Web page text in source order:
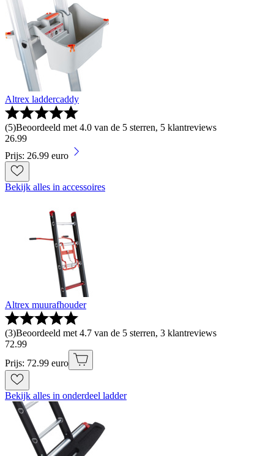
Altrex laddercaddy
(5)Beoordeeld met 4.0 van de 5 sterren, 5 klantreviews
26.99
Prijs: 26.99 euro
Bekijk alles in accessoires
Altrex muurafhouder
(3)Beoordeeld met 4.7 van de 5 sterren, 3 klantreviews
72.99
Prijs: 72.99 euro
Bekijk alles in onderdeel ladder